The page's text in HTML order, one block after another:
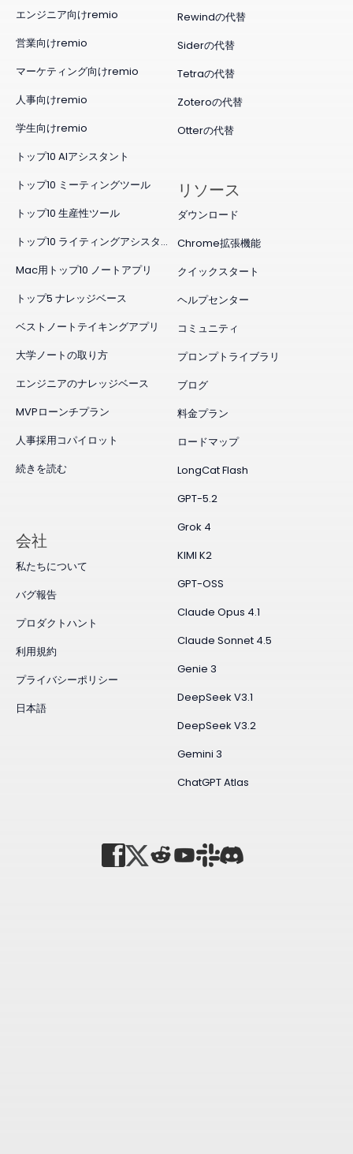
Rewindの代替
Siderの代替
Tetraの代替
Zoteroの代替
Otterの代替
エンジニア向けremio
営業向けremio
マーケティング向けremio
人事向けremio
学生向けremio
トップ10 AIアシスタント
トップ10 ミーティングツール
トップ10 生産性ツール
トップ10 ライティングアシスタント
Mac用トップ10 ノートアプリ
トップ5 ナレッジベース
ベストノートテイキングアプリ
大学ノートの取り方
エンジニアのナレッジベース
MVPローンチプラン
人事採用コパイロット
続きを読む
リソース
ダウンロード
Chrome拡張機能
クイックスタート
ヘルプセンター
コミュニティ
プロンプトライブラリ
ブログ
料金プラン
ロードマップ
LongCat Flash
GPT-5.2
Grok 4
KIMI K2
GPT-OSS
Claude Opus 4.1
Claude Sonnet 4.5
Genie 3
DeepSeek V3.1
DeepSeek V3.2
Gemini 3
ChatGPT Atlas
会社
私たちについて
バグ報告
プロダクトハント
利用規約
プライバシーポリシー
日本語